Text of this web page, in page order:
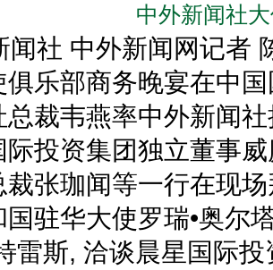
中外新闻社
社 中外新闻网记者
俱乐部商务晚宴在中
总裁韦燕率中外新闻
投资集团独立董事
张珈闻等一行在现
驻华大使罗瑞•奥尔
雷斯, 洽谈晨星国际